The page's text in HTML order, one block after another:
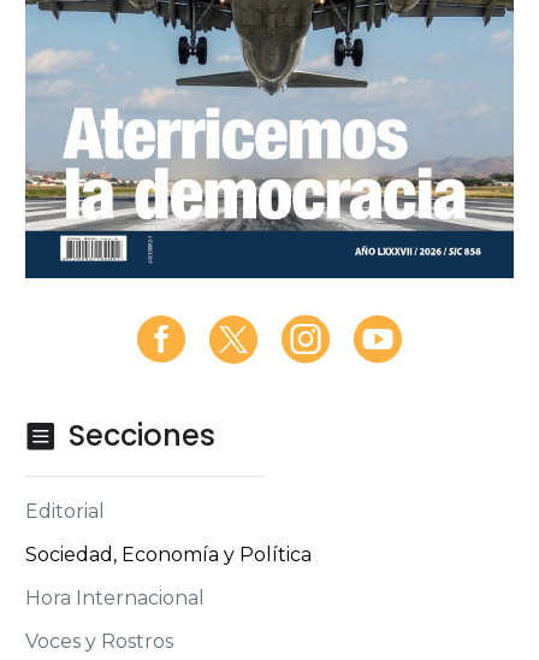
 Secciones
Editorial
Sociedad, Economía y Política
Hora Internacional
Voces y Rostros